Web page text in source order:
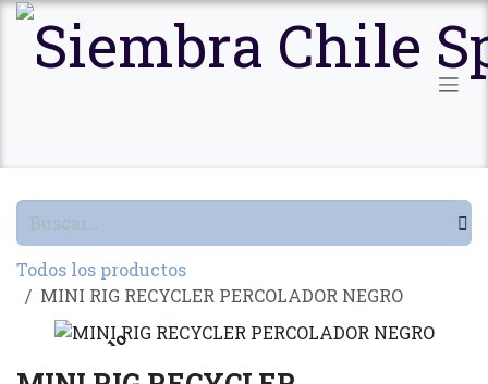
Ir al contenido
Todos los productos
MINI RIG RECYCLER PERCOLADOR NEGRO
Agotado